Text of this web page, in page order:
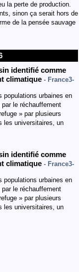
la perte de production.
sinon ça serait hors de
de la pensée sauvage
identifié comme
climatique - France3-
populations urbaines en
le réchauffement
» par plusieurs
les universitaires, un
identifié comme
climatique - France3-
populations urbaines en
le réchauffement
» par plusieurs
les universitaires, un